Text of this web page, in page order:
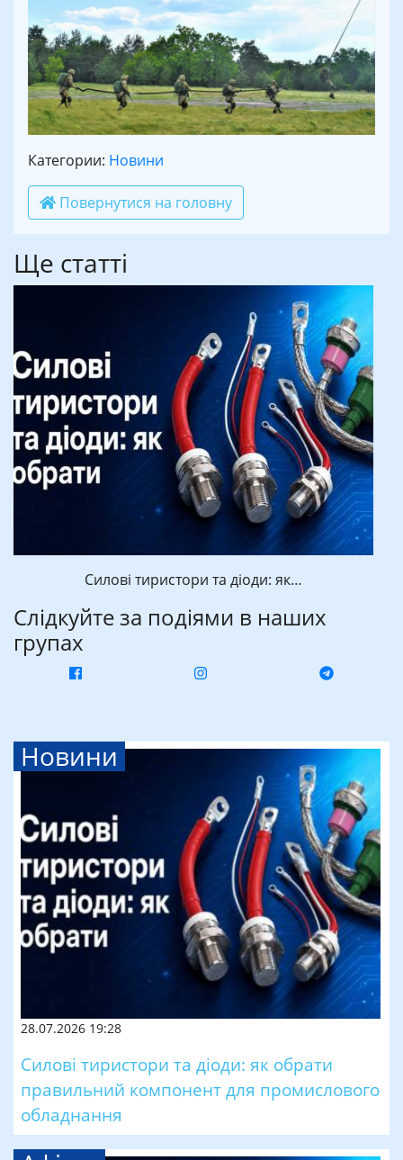
Категории: Новини
Повернутися на головну
Ще статті
Силові тиристори та діоди: як…
Слідкуйте за подіями в наших
групах
Новини
28.07.2026 19:28
Силові тиристори та діоди: як обрати
правильний компонент для промислового
обладнання